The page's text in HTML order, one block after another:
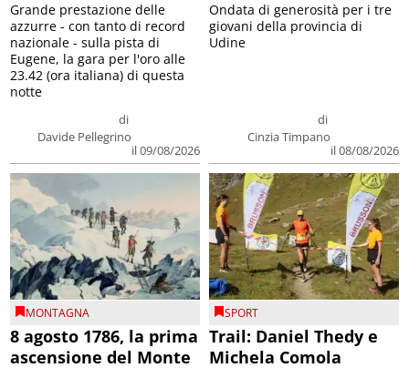
di
Davide Pellegrino
il 09/08/2026
Grande prestazione delle
azzurre - con tanto di record
nazionale - sulla pista di
Eugene, la gara per l'oro alle
23.42 (ora italiana) di questa
notte
di
Cinzia Timpano
il 08/08/2026
Ondata di generosità per i tre
giovani della provincia di
Udine
MONTAGNA
8 agosto 1786, la prima
ascensione del Monte
SPORT
Trail: Daniel Thedy e
Michela Comola